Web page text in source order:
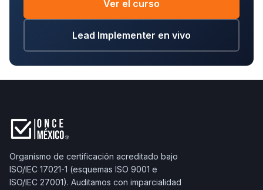
Ver el curso
Lead Implementer en vivo
Organismo de certificación acreditado bajo
ISO/IEC 17021-1 (esquemas ISO 9001 e
ISO/IEC 27001). Auditamos con imparcialidad